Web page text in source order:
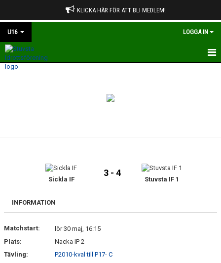
KLICKA HÄR FÖR ATT BLI MEDLEM!
U16 LOGGA IN
HEM
DOKUMENT
Sickla IF
3 - 4
Stuvsta IF 1
INFORMATION
Matchstart:
lör 30 maj, 16:15
Plats:
Nacka IP 2
Tävling:
P2010-kval till P17- C